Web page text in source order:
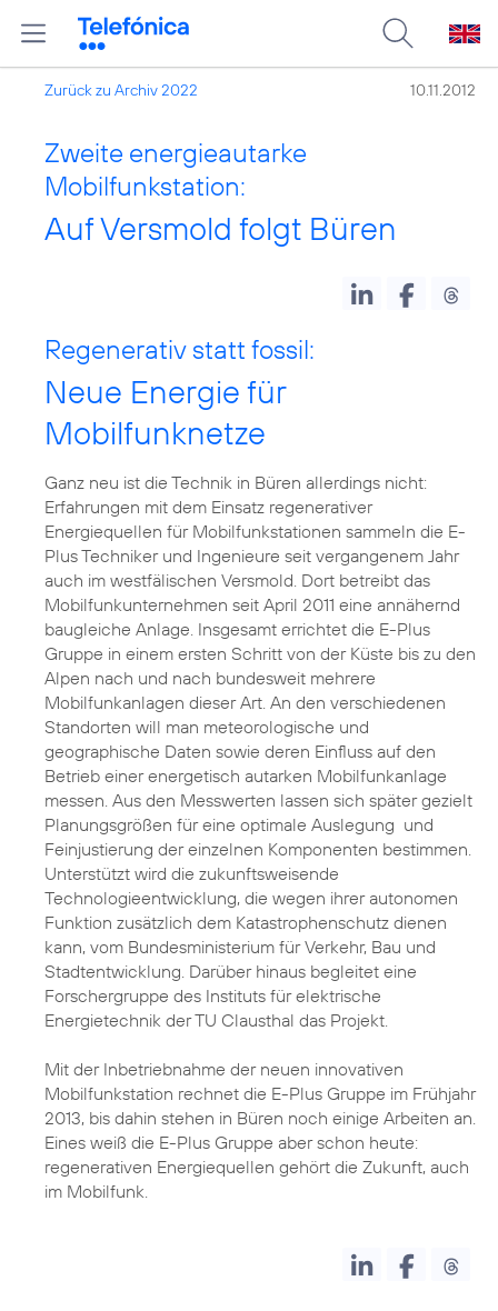
Zurück zu Archiv 2022 10.11.2012
Zweite energieautarke
Mobilfunkstation:
Auf Versmold folgt Büren
Regenerativ statt fossil:
Neue Energie für
Mobilfunknetze
Ganz neu ist die Technik in Büren allerdings nicht:
Erfahrungen mit dem Einsatz regenerativer
Energiequellen für Mobilfunkstationen sammeln die E-
Plus Techniker und Ingenieure seit vergangenem Jahr
auch im westfälischen Versmold. Dort betreibt das
Mobilfunkunternehmen seit April 2011 eine annähernd
baugleiche Anlage. Insgesamt errichtet die E-Plus
Gruppe in einem ersten Schritt von der Küste bis zu den
Alpen nach und nach bundesweit mehrere
Mobilfunkanlagen dieser Art. An den verschiedenen
Standorten will man meteorologische und
geographische Daten sowie deren Einfluss auf den
Betrieb einer energetisch autarken Mobilfunkanlage
messen. Aus den Messwerten lassen sich später gezielt
Planungsgrößen für eine optimale Auslegung und
Feinjustierung der einzelnen Komponenten bestimmen.
Unterstützt wird die zukunftsweisende
Technologieentwicklung, die wegen ihrer autonomen
Funktion zusätzlich dem Katastrophenschutz dienen
kann, vom Bundesministerium für Verkehr, Bau und
Stadtentwicklung. Darüber hinaus begleitet eine
Forschergruppe des Instituts für elektrische
Energietechnik der TU Clausthal das Projekt.
Mit der Inbetriebnahme der neuen innovativen
Mobilfunkstation rechnet die E-Plus Gruppe im Frühjahr
2013, bis dahin stehen in Büren noch einige Arbeiten an.
Eines weiß die E-Plus Gruppe aber schon heute:
regenerativen Energiequellen gehört die Zukunft, auch
im Mobilfunk.